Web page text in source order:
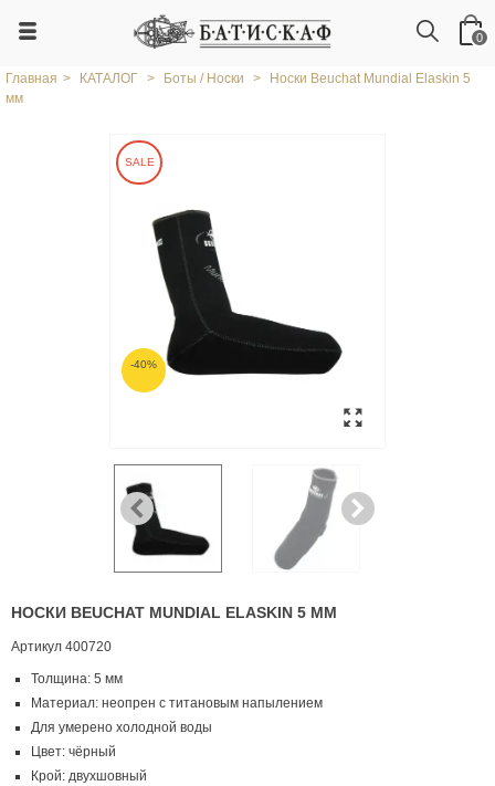
0
Главная > КАТАЛОГ > Боты / Носки >
Носки Beuchat Mundial Elaskin 5
мм
SALE
-40%
НОСКИ BEUCHAT MUNDIAL ELASKIN 5 ММ
Артикул 400720
Толщина: 5 мм
Материал: неопрен с титановым напылением
Для умерено холодной воды
Цвет: чёрный
Крой: двухшовный